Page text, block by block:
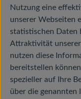
Nutzung eine
unserer Webseiten
statistischen Daten
Attraktivität
nutzen diese
bereitstellen
spezieller auf Ihre
über die genannten